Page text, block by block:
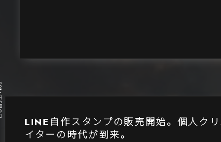
LINE自作スタンプの販売開始。個人ク
イターの時代が到来。
日